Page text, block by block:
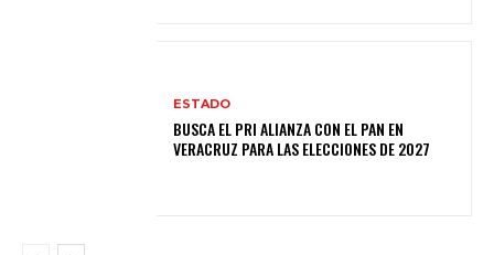
ESTADO
BUSCA EL PRI ALIANZA CON EL PAN EN
VERACRUZ PARA LAS ELECCIONES DE 2027